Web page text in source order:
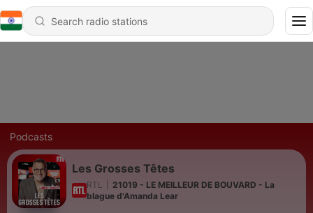
Podcasts
Les Grosses Têtes
RTL
21019 - LE MEILLEUR DE BOUVARD - La
blague d'Amanda Lear